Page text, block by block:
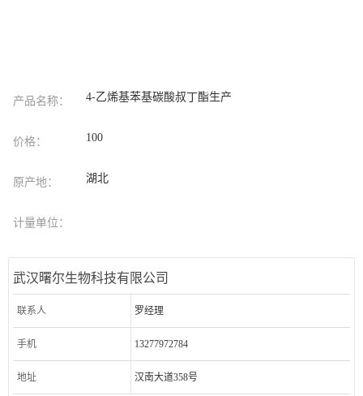
产品名称： 4-乙烯基苯基碳酸叔丁酯生产
价格： 100
原产地： 湖北
计量单位：
武汉曙尔生物科技有限公司
联系人 罗经理
手机 13277972784
地址 汉南大道358号